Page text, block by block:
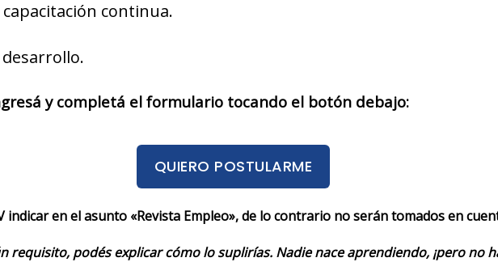
continua.
y completá el formulario tocando el botón debajo:
QUIERO POSTULARME
indicar en el asunto «Revista Empleo», de lo contrario no serán tomados en
requisito, podés explicar cómo lo suplirías. Nadie nace aprendiendo, ¡pero no